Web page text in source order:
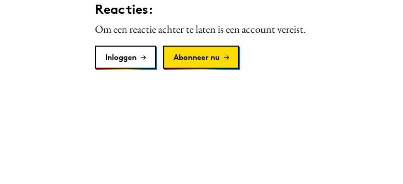
Reacties:
Om een reactie achter te laten is een account vereist.
Inloggen Abonneer nu